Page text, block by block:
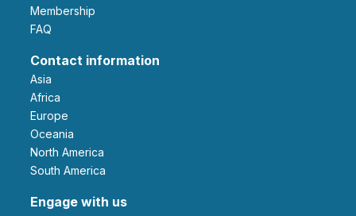
Membership
FAQ
Contact information
Asia
Africa
Europe
Oceania
North America
South America
Engage with us